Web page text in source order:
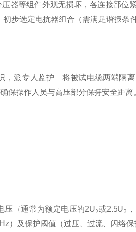
等组件外观无损坏，各连接部位
步选定电抗器组合（需满足谐振条
派专人监护；将被试电缆两端隔
保操作人员与高压部分保持安全距离
通常为额定电压的2U₀或2.5U₀，
）及保护阈值（过压、过流、闪络保